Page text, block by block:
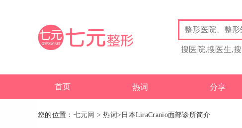
搜医院,搜医生,
首页 热词 分享
您的位置： 七元网 >热词>日本LiraCranio面部诊所简介